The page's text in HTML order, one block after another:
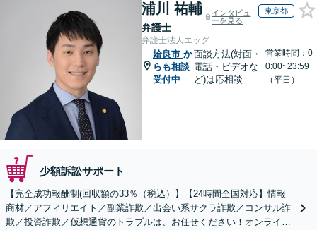
浦川 祐輔
弁護士
インタビュ
ーを見る
東京都
弁護士法人エッグ
姶良市 か
らも相談
受付中
面談方法(対面・
電話・ビデオな
ど)は応相談
営業時間：0
0:00~23:59
（平日）
少額訴訟サポート
【完全成功報酬制(回収額の33％（税込）】【24時間全国対応】情報
商材／アフィリエイト／副業詐欺／出会い系サクラ詐欺／コンサル詐
欺／投資詐欺／仮想通貨のトラブルは、お任せください！オンライン